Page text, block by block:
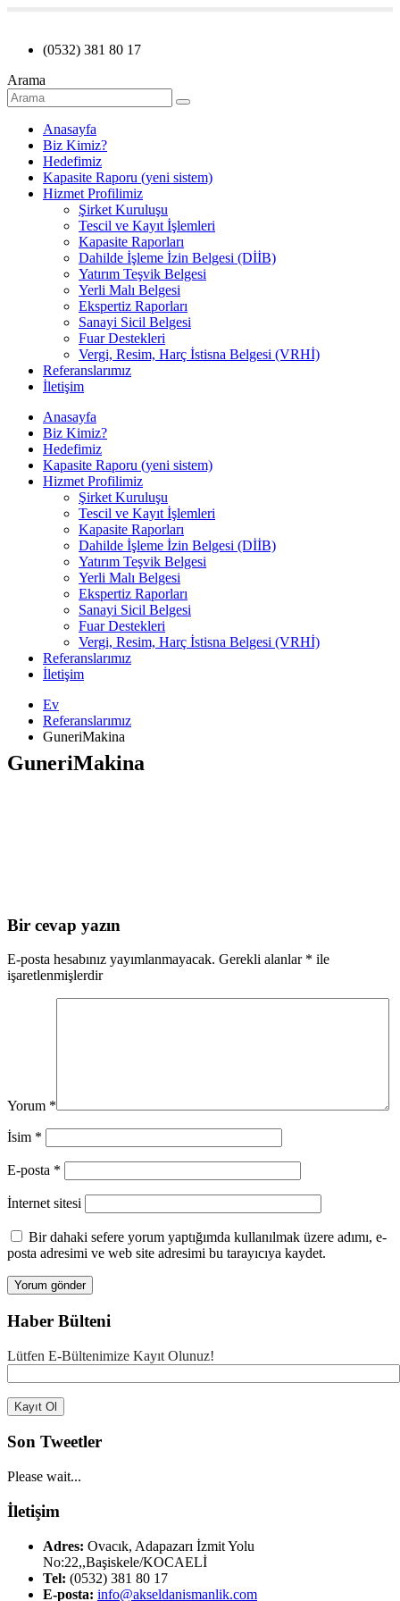
(0532) 381 80 17
Arama
Anasayfa
Biz Kimiz?
Hedefimiz
Kapasite Raporu (yeni sistem)
Hizmet Profilimiz
Şirket Kuruluşu
Tescil ve Kayıt İşlemleri
Kapasite Raporları
Dahilde İşleme İzin Belgesi (DİİB)
Yatırım Teşvik Belgesi
Yerli Malı Belgesi
Ekspertiz Raporları
Sanayi Sicil Belgesi
Fuar Destekleri
Vergi, Resim, Harç İstisna Belgesi (VRHİ)
Referanslarımız
İletişim
Anasayfa
Biz Kimiz?
Hedefimiz
Kapasite Raporu (yeni sistem)
Hizmet Profilimiz
Şirket Kuruluşu
Tescil ve Kayıt İşlemleri
Kapasite Raporları
Dahilde İşleme İzin Belgesi (DİİB)
Yatırım Teşvik Belgesi
Yerli Malı Belgesi
Ekspertiz Raporları
Sanayi Sicil Belgesi
Fuar Destekleri
Vergi, Resim, Harç İstisna Belgesi (VRHİ)
Referanslarımız
İletişim
Ev
Referanslarımız
GuneriMakina
GuneriMakina
Bir cevap yazın
E-posta hesabınız yayımlanmayacak. Gerekli alanlar * ile
işaretlenmişlerdir
Yorum *
İsim *
E-posta *
İnternet sitesi
Bir dahaki sefere yorum yaptığımda kullanılmak üzere adımı, e-
posta adresimi ve web site adresimi bu tarayıcıya kaydet.
Haber Bülteni
Lütfen E-Bültenimize Kayıt Olunuz!
Son Tweetler
Please wait...
İletişim
Adres: Ovacık, Adapazarı İzmit Yolu
No:22,,Başiskele/KOCAELİ
Tel: (0532) 381 80 17
E-posta: info@akseldanismanlik.com